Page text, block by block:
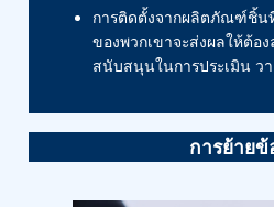
การติดตั้งจากผลิตภัณฑ์ชิ้น
ของพวกเขาจะส่งผลให้ต้อ
สนับสนุนในการประเมิน ว
การย้ายข้